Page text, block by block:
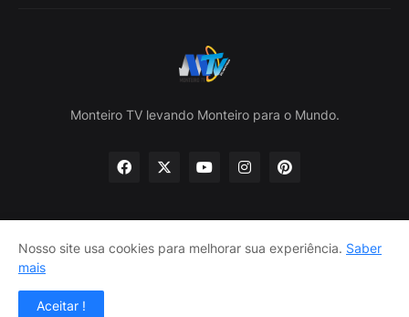
Monteiro TV levando Monteiro para o Mundo.
Home Sobre nós
política de Privacidade
Nosso site usa cookies para melhorar sua experiência. Saber
mais
Aceitar !